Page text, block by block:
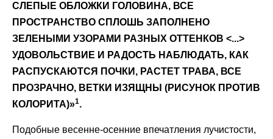
СЛЕПЫЕ ОБЛОЖКИ ГОЛОВИНА, ВСЕ
ПРОСТРАНСТВО СПЛОШЬ ЗАПОЛНЕНО
ЗЕЛЕНЫМИ УЗОРАМИ РАЗНЫХ ОТТЕНКОВ <...>
УДОВОЛЬСТВИЕ И РАДОСТЬ НАБЛЮДАТЬ, КАК
РАСПУСКАЮТСЯ ПОЧКИ, РАСТЕТ ТРАВА, ВСЕ
ПРОЗРАЧНО, ВЕТКИ ИЗЯЩНЫ (РИСУНОК ПРОТИВ
КОЛОРИТА)»1.
Подобные весенне-осенние впечатления лучистости,